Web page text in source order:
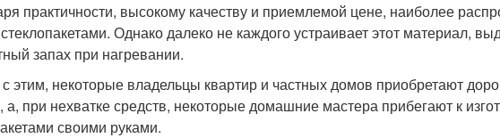
практичности, высокому качеству и приемлемой цене, наиболее
Однако далеко не каждого устраивает этот материал,
запах при нагревании.
этим, некоторые владельцы квартир и частных домов приобретают
при нехватке средств, некоторые домашние мастера прибегают к
своими руками.